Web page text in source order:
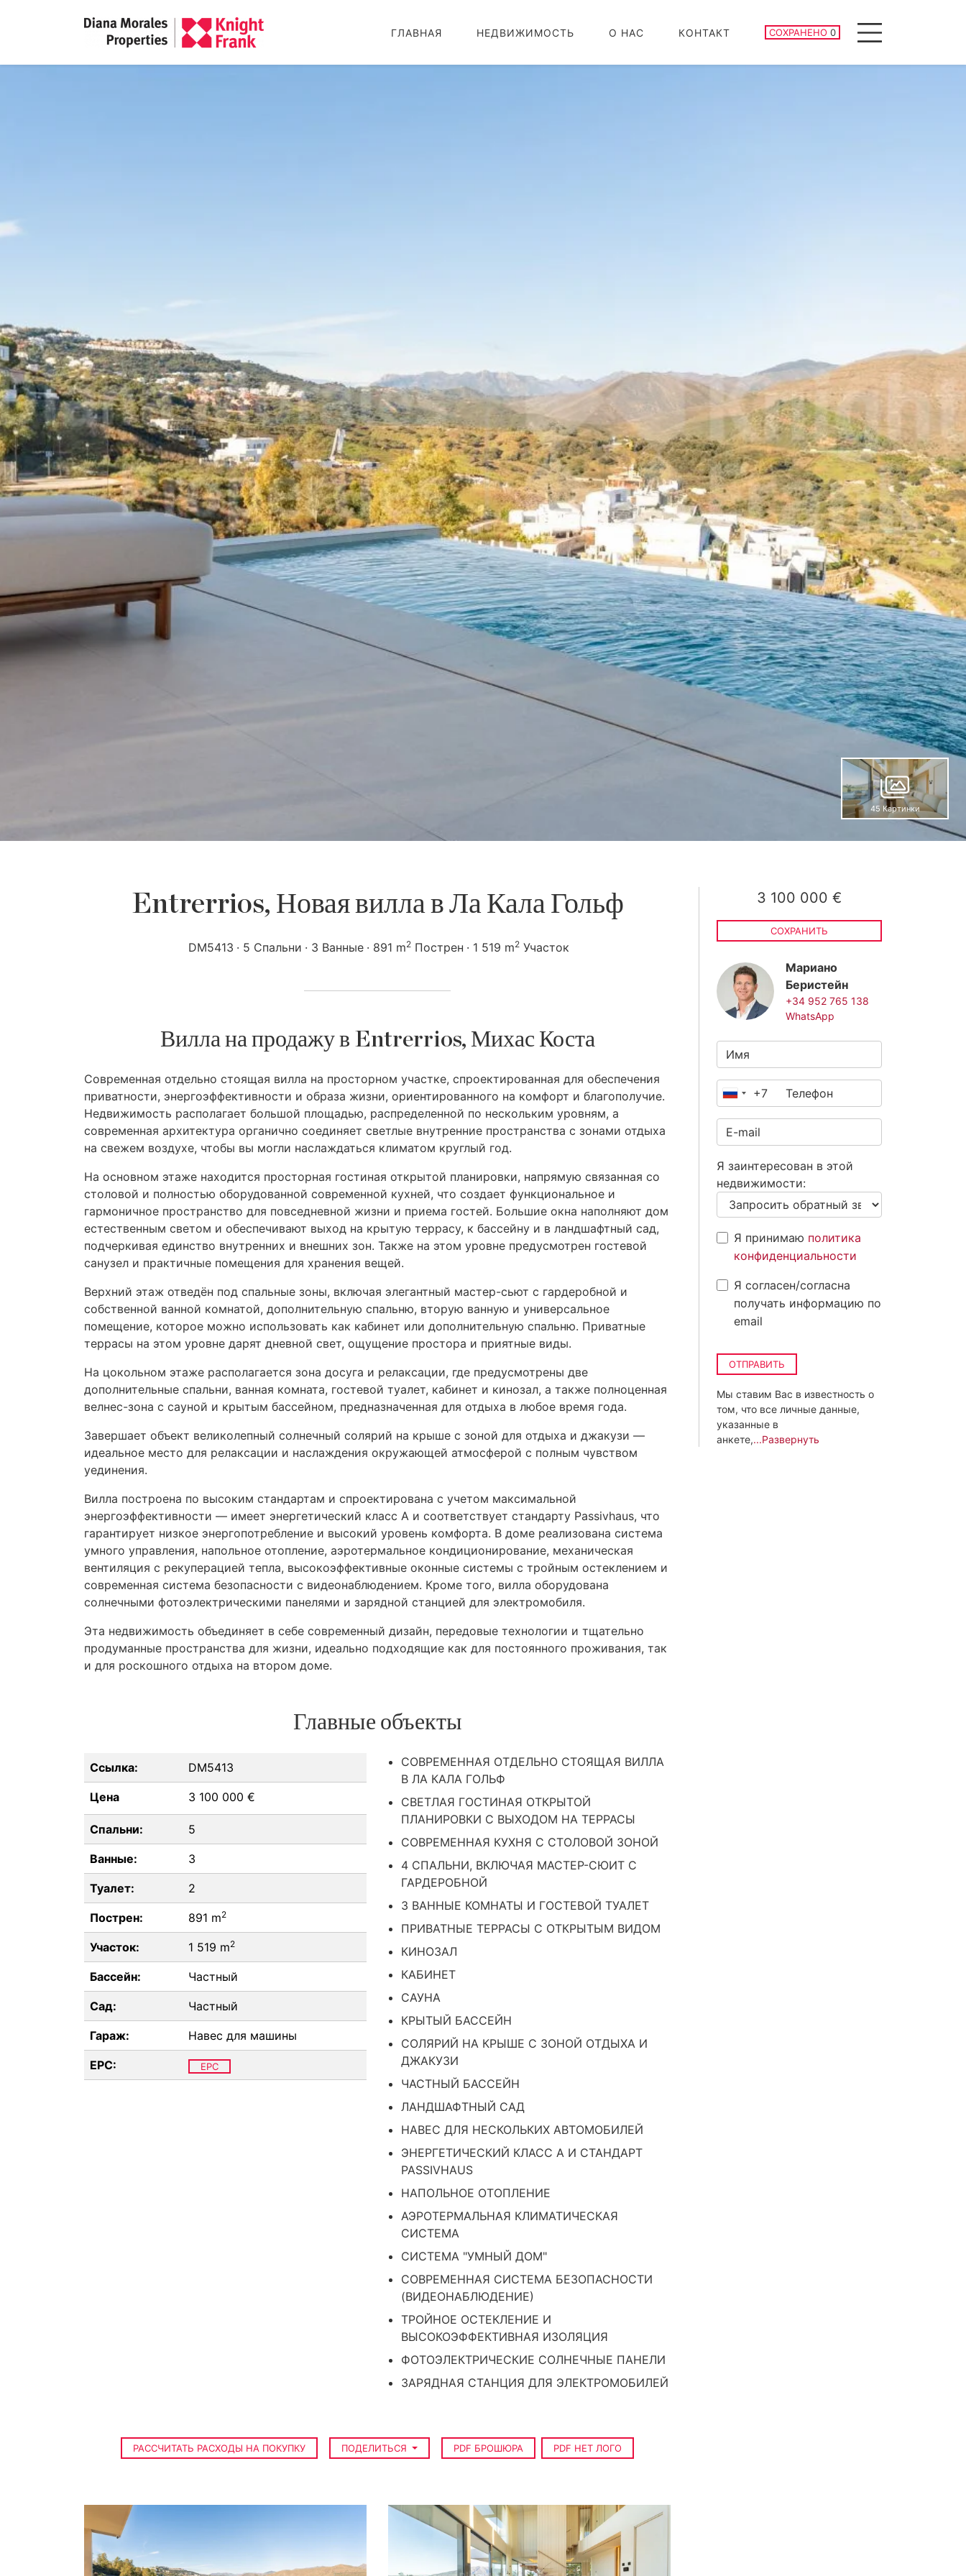
ГЛАВНАЯ НЕДВИЖИМОСТЬ О НАС КОНТАКТ СОХРАНЕНО 0
СОХРАНЕННЫЕ ОБЪЕКТЫ
Menu
45 Картинки
Entrerrios, Новая вилла в Ла Кала Гольф
DM5413 5 Спальни 3 Ванные 891 m2 Пострен 1 519 m2 Участок
Вилла на продажу в Entrerrios, Михас Коста
Современная отдельно стоящая вилла на просторном участке, спроектированная для обеспечения
приватности, энергоэффективности и образа жизни, ориентированного на комфорт и благополучие.
Недвижимость располагает большой площадью, распределенной по нескольким уровням, а
современная архитектура органично соединяет светлые внутренние пространства с зонами отдыха
на свежем воздухе, чтобы вы могли наслаждаться климатом круглый год.
На основном этаже находится просторная гостиная открытой планировки, напрямую связанная со
столовой и полностью оборудованной современной кухней, что создает функциональное и
гармоничное пространство для повседневной жизни и приема гостей. Большие окна наполняют дом
естественным светом и обеспечивают выход на крытую террасу, к бассейну и в ландшафтный сад,
подчеркивая единство внутренних и внешних зон. Также на этом уровне предусмотрен гостевой
санузел и практичные помещения для хранения вещей.
Верхний этаж отведён под спальные зоны, включая элегантный мастер-сьют с гардеробной и
собственной ванной комнатой, дополнительную спальню, вторую ванную и универсальное
помещение, которое можно использовать как кабинет или дополнительную спальню. Приватные
террасы на этом уровне дарят дневной свет, ощущение простора и приятные виды.
На цокольном этаже располагается зона досуга и релаксации, где предусмотрены две
дополнительные спальни, ванная комната, гостевой туалет, кабинет и кинозал, а также полноценная
велнес-зона с сауной и крытым бассейном, предназначенная для отдыха в любое время года.
Завершает объект великолепный солнечный солярий на крыше с зоной для отдыха и джакузи —
идеальное место для релаксации и наслаждения окружающей атмосферой с полным чувством
уединения.
Вилла построена по высоким стандартам и спроектирована с учетом максимальной
энергоэффективности — имеет энергетический класс А и соответствует стандарту Passivhaus, что
гарантирует низкое энергопотребление и высокий уровень комфорта. В доме реализована система
умного управления, напольное отопление, аэротермальное кондиционирование, механическая
вентиляция с рекуперацией тепла, высокоэффективные оконные системы с тройным остеклением и
современная система безопасности с видеонаблюдением. Кроме того, вилла оборудована
солнечными фотоэлектрическими панелями и зарядной станцией для электромобиля.
Эта недвижимость объединяет в себе современный дизайн, передовые технологии и тщательно
продуманные пространства для жизни, идеально подходящие как для постоянного проживания, так
и для роскошного отдыха на втором доме.
Главные объекты
Ссылка: DM5413
Цена 3 100 000 €
Спальни: 5
Ванные: 3
Туалет: 2
Пострен: 891 m2
Участок: 1 519 m2
Бассейн: Частный
Сад: Частный
Гараж: Навес для машины
EPC: EPC
СОВРЕМЕННАЯ ОТДЕЛЬНО СТОЯЩАЯ ВИЛЛА
В ЛА КАЛА ГОЛЬФ
СВЕТЛАЯ ГОСТИНАЯ ОТКРЫТОЙ
ПЛАНИРОВКИ С ВЫХОДОМ НА ТЕРРАСЫ
СОВРЕМЕННАЯ КУХНЯ С СТОЛОВОЙ ЗОНОЙ
4 СПАЛЬНИ, ВКЛЮЧАЯ МАСТЕР-СЮИТ С
ГАРДЕРОБНОЙ
3 ВАННЫЕ КОМНАТЫ И ГОСТЕВОЙ ТУАЛЕТ
ПРИВАТНЫЕ ТЕРРАСЫ С ОТКРЫТЫМ ВИДОМ
КИНОЗАЛ
КАБИНЕТ
САУНА
КРЫТЫЙ БАССЕЙН
СОЛЯРИЙ НА КРЫШЕ С ЗОНОЙ ОТДЫХА И
ДЖАКУЗИ
ЧАСТНЫЙ БАССЕЙН
ЛАНДШАФТНЫЙ САД
НАВЕС ДЛЯ НЕСКОЛЬКИХ АВТОМОБИЛЕЙ
ЭНЕРГЕТИЧЕСКИЙ КЛАСС А И СТАНДАРТ
PASSIVHAUS
НАПОЛЬНОЕ ОТОПЛЕНИЕ
АЭРОТЕРМАЛЬНАЯ КЛИМАТИЧЕСКАЯ
СИСТЕМА
СИСТЕМА "УМНЫЙ ДОМ"
СОВРЕМЕННАЯ СИСТЕМА БЕЗОПАСНОСТИ
(ВИДЕОНАБЛЮДЕНИЕ)
ТРОЙНОЕ ОСТЕКЛЕНИЕ И
ВЫСОКОЭФФЕКТИВНАЯ ИЗОЛЯЦИЯ
ФОТОЭЛЕКТРИЧЕСКИЕ СОЛНЕЧНЫЕ ПАНЕЛИ
ЗАРЯДНАЯ СТАНЦИЯ ДЛЯ ЭЛЕКТРОМОБИЛЕЙ
РАССЧИТАТЬ РАСХОДЫ НА ПОКУПКУ ПОДЕЛИТЬСЯ PDF БРОШЮРА PDF НЕТ ЛОГО
3 100 000 €
СОХРАНИТЬ
Мариано
Беристейн
+34 952 765 138
WhatsApp
Россия
+7
Я заинтересован в этой
недвижимости:
Я принимаю политика
конфиденциальности
Я согласен/согласна
получать информацию по
email
ОТПРАВИТЬ
Мы ставим Вас в известность о
том, что все личные данные,
указанные в
анкете,...Развернуть